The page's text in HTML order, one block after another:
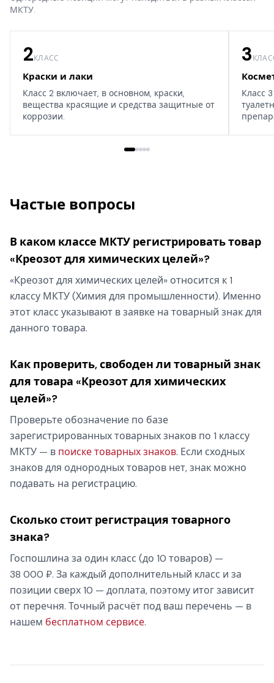
МКТУ.
2КЛАСС
Краски и лаки
Класс 2 включает, в основном, краски,
вещества красящие и средства защитные от
коррозии.
3
Класс
Частые вопросы
В каком классе МКТУ регистрировать товар
«Креозот для химических целей»?
«Креозот для химических целей» относится к 1
классу МКТУ (Химия для промышленности). Именно
этот класс указывают в заявке на товарный знак для
данного товара.
Как проверить, свободен ли товарный знак
для товара «Креозот для химических
целей»?
Проверьте обозначение по базе
зарегистрированных товарных знаков по 1 классу
МКТУ — в поиске товарных знаков. Если сходных
знаков для однородных товаров нет, знак можно
подавать на регистрацию.
Сколько стоит регистрация товарного
знака?
Госпошлина за один класс (до 10 товаров) —
38 000 ₽. За каждый дополнительный класс и за
позиции сверх 10 — доплата, поэтому итог зависит
от перечня. Точный расчёт под ваш перечень — в
нашем бесплатном сервисе.